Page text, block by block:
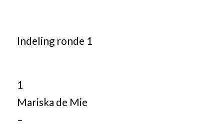
Indeling ronde 1
1
Mariska de Mie
–